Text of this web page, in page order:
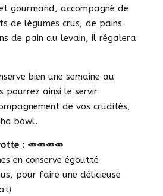
gourmand, accompagné de
de légumes crus, de pains
de pain au levain, il régalera
bien une semaine au
pourrez ainsi le servir
de vos crudités,
bowl.
: 🥕🥕🥕🥕
en conserve égoutté
pour faire une délicieuse